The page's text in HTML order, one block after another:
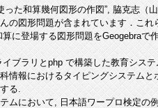
った和算幾何図形の作図”, 脇克志（
の図形問題が含まれています．こ
に登場する図形問題をGeogebraで
ブラリとphp で構築した教育シス
情報におけるタイピングシステム
る.
ムにおいて, 日本語ワープロ検定の